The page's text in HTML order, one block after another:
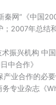
秦网”《中国
；2007年总结
振兴机构 中
中合作》
业合作的必要
专业杂志《